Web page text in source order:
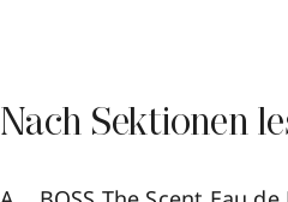
Nach Sektionen